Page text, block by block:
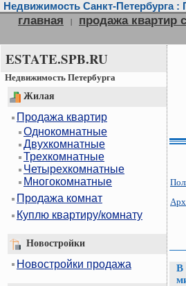
Недвижимость Санкт-Петербурга :
главная | продажа квартир
ESTATE.SPB.RU
Недвижимость Петербурга
Жилая
Продажа квартир
Однокомнатные
Двухкомнатные
Трехкомнатные
Четырехкомнатные
Многокомнатные
Продажа комнат
Куплю квартиру/комнату
Новостройки
Новостройки продажа
В